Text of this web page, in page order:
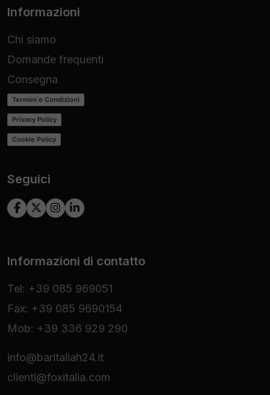
Informazioni
Chi siamo
Domande frequenti
Consegna
Termini e Condizioni
Privacy Policy
Cookie Policy
Seguici
Informazioni di contatto
Tel: +39 085 969051
Fax: +39 085 9690154
Mob: +39 336 929 290
info@baritaliah24.it
clienti@foxitalia.com